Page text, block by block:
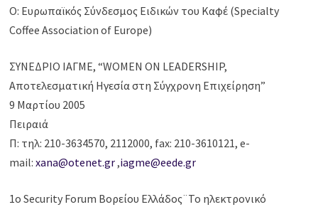
Ο: Ευρωπαϊκός Σύνδεσμος Ειδικών του Καφέ (Specialty
Coffee Association of Europe)
ΣΥΝΕΔΡΙΟ ΙΑΓΜΕ, “WOMEN ON LEADERSHIP,
Αποτελεσματική Ηγεσία στη Σύγχρονη Επιχείρηση”
9 Μαρτίου 2005
Πειραιά
Π: τηλ: 210-3634570, 2112000, fax: 210-3610121, e-
mail:xana@otenet.gr,iagme@eede.gr
1ο Security Forum Βορείου Ελλάδος¨Το ηλεκτρονικό